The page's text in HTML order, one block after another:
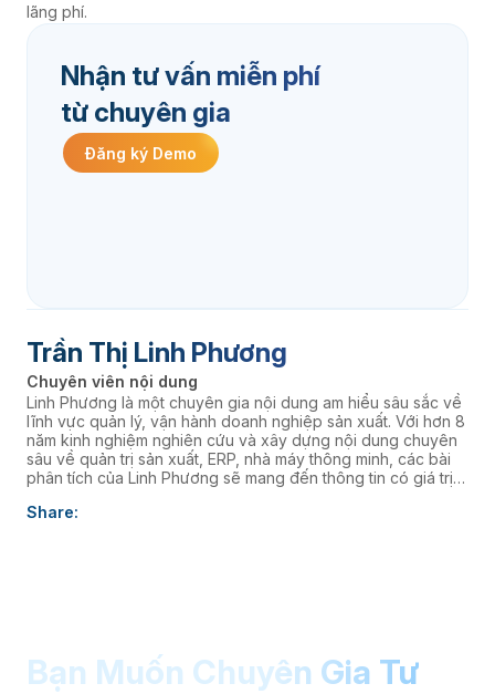
lãng phí.
Nhận tư vấn miễn phí
từ chuyên gia
Đăng ký Demo
Trần Thị Linh Phương
Chuyên viên nội dung
Linh Phương là một chuyên gia nội dung am hiểu sâu sắc về
lĩnh vực quản lý, vận hành doanh nghiệp sản xuất. Với hơn 8
năm kinh nghiệm nghiên cứu và xây dựng nội dung chuyên
sâu về quản trị sản xuất, ERP, nhà máy thông minh, các bài
phân tích của Linh Phương sẽ mang đến thông tin có giá trị
thúc đẩy chuyển đổi số. âaaa
Share:
Bạn Muốn Chuyên Gia Tư